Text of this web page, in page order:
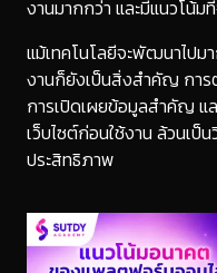
งานมากกว่า และมีแนวโน้ม
แม้เทคโนโลยีจะพัฒนาไปม
งานก็ยังเป็นสิ่งสำคัญ กา
การเปิดเผยข้อมูลสำคัญ แ
เว็บไซต์ก่อนใช้งาน ล้วนเป็
ประสิทธิภาพ